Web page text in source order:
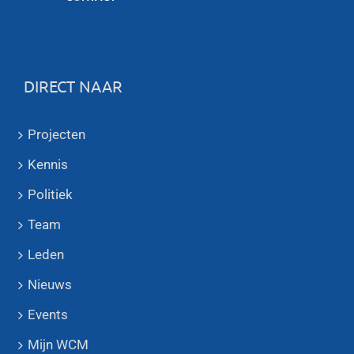
DIRECT NAAR
Projecten
Kennis
Politiek
Team
Leden
Nieuws
Events
Mijn WCM